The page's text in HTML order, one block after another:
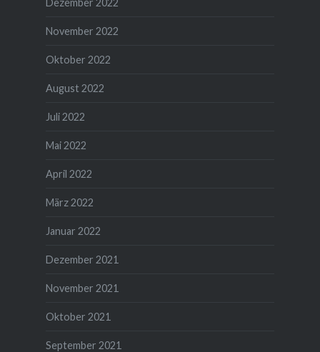
November 2022
Oktober 2022
August 2022
Juli 2022
Mai 2022
April 2022
März 2022
Januar 2022
Dezember 2021
November 2021
Oktober 2021
September 2021